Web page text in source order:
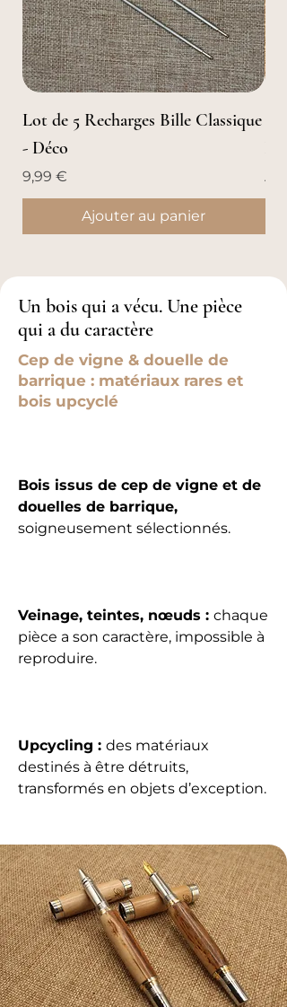
Lot de 5 Recharges Bille Classique
- Déco
Prix
9,99 €
Ajouter au panier
À
Un bois qui a vécu. Une pièce
qui a du caractère
Cep de vigne & douelle de
barrique : matériaux rares et
bois upcyclé
Bois issus de cep de vigne et de
douelles de barrique,
soigneusement sélectionnés.
Veinage, teintes, nœuds : chaque
pièce a son caractère, impossible à
reproduire.
Upcycling : des matériaux
destinés à être détruits,
transformés en objets d’exception.